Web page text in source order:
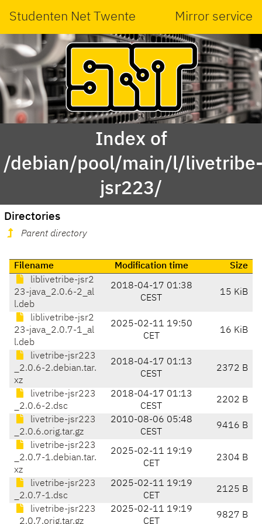
Studenten Net Twente Mirror service
Index of
/debian/pool/main/l/
jsr223/
Directories
Parent directory
Filename Modification time
Size
liblivetribe-jsr2
23-java_2.0.6-2_al
l.deb
2018-04-17 01:38
CEST
15 KiB
liblivetribe-jsr2
23-java_2.0.7-1_al
l.deb
2025-02-11 19:50
CET
16 KiB
livetribe-jsr223
_2.0.6-2.debian.tar.
xz
2018-04-17 01:13
CEST
2372 B
livetribe-jsr223
_2.0.6-2.dsc
2018-04-17 01:13
CEST
2202 B
livetribe-jsr223
_2.0.6.orig.tar.gz
2010-08-06 05:48
CEST
9416 B
livetribe-jsr223
_2.0.7-1.debian.tar.
xz
2025-02-11 19:19
CET
2304 B
livetribe-jsr223
_2.0.7-1.dsc
2025-02-11 19:19
CET
2125 B
livetribe-jsr223
_2.0.7.orig.tar.gz
2025-02-11 19:19
CET
9827 B